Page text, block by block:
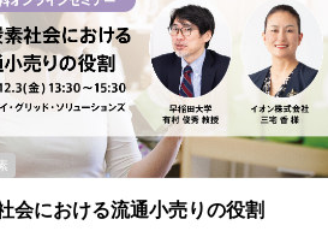
会における流通小売りの役割